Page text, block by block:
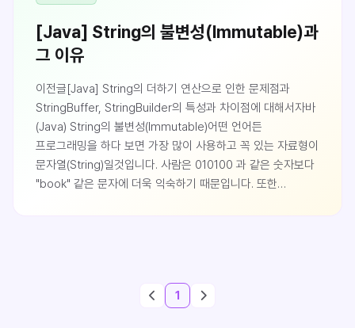
[Java] String의 불변성(Immutable)과
그 이유
이전글[Java] String의 더하기 연산으로 인한 문제점과
StringBuffer, StringBuilder의 특성과 차이점에 대해서자바
(Java) String의 불변성(Immutable)어떤 언어든
프로그래밍을 하다 보면 가장 많이 사용하고 꼭 있는 자료형이
문자열(String)일것입니다. 사람은 010100 과 같은 숫자보다
"book" 같은 문자에 더욱 익숙하기 때문입니다. 또한
1